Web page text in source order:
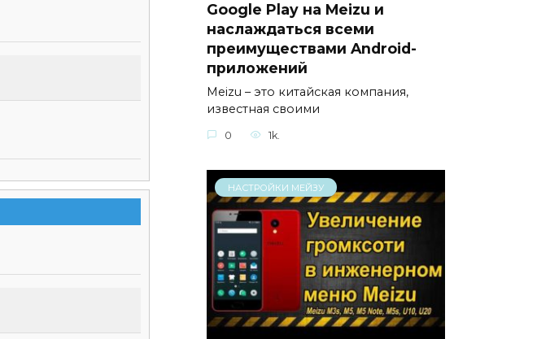
Google Play на Meizu и
наслаждаться всеми
преимуществами Android-
приложений
Meizu – это китайская компания,
известная своими
0 1k.
НАСТРОЙКИ МЕЙЗУ